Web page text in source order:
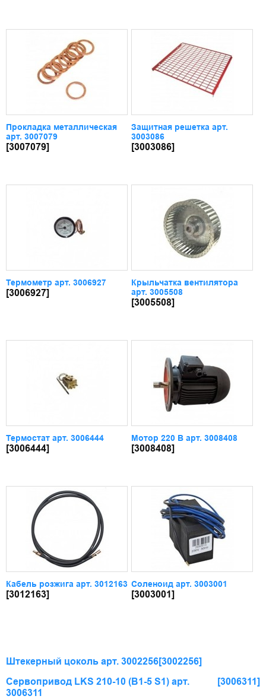
Прокладка металлическая
арт. 3007079
[3007079]
Защитная решетка арт.
3003086
[3003086]
Термометр арт. 3006927
[3006927]
Крыльчатка вентилятора
арт. 3005508
[3005508]
Термостат арт. 3006444
[3006444]
Мотор 220 В арт. 3008408
[3008408]
Кабель розжига арт. 3012163
[3012163]
Соленоид арт. 3003001
[3003001]
Штекерный цоколь арт. 3002256[3002256]
Сервопривод LKS 210-10 (B1-5 S1) арт.
3006311
[3006311]